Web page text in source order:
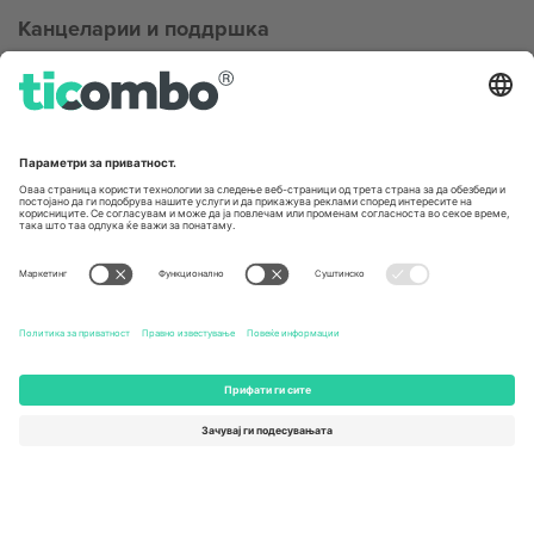
Канцеларии и поддршка
Germany
Unter den Linden 24, 10117
United States
Newark, Delaware 19713, United
Switzerland
Engelberg, Switzerland
Regus Sofia City West, bul
Totleben 53-55, 1606 Sofia,
UAE Dubai Silicon Oasis, DDP
Building A1, Office 302, Dubai,
United Arab Emirates